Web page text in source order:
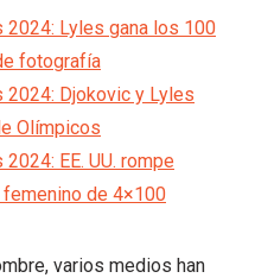
2024: Lyles gana los 100
fotografía
2024: Djokovic y Lyles
Olímpicos
2024: EE. UU. rompe
de 4×100
varios medios han